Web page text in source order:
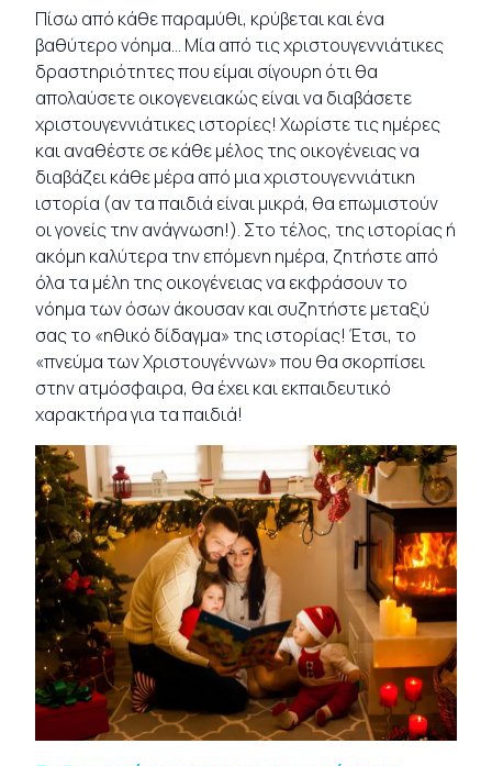
Πίσω από κάθε παραμύθι, κρύβεται και ένα
βαθύτερο νόημα… Μία από τις χριστουγεννιάτικες
δραστηριότητες που είμαι σίγουρη ότι θα
απολαύσετε οικογενειακώς είναι να διαβάσετε
χριστουγεννιάτικες ιστορίες! Χωρίστε τις ημέρες
και αναθέστε σε κάθε μέλος της οικογένειας να
διαβάζει κάθε μέρα από μια χριστουγεννιάτικη
ιστορία (αν τα παιδιά είναι μικρά, θα επωμιστούν
οι γονείς την ανάγνωση!). Στο τέλος, της ιστορίας ή
ακόμη καλύτερα την επόμενη ημέρα, ζητήστε από
όλα τα μέλη της οικογένειας να εκφράσουν το
νόημα των όσων άκουσαν και συζητήστε μεταξύ
σας το «ηθικό δίδαγμα» της ιστορίας! Έτσι, το
«πνεύμα των Χριστουγέννων» που θα σκορπίσει
στην ατμόσφαιρα, θα έχει και εκπαιδευτικό
χαρακτήρα για τα παιδιά!